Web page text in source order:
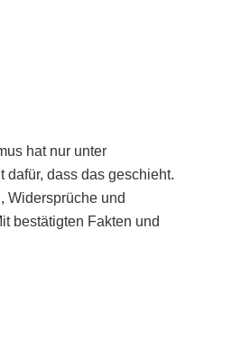
hat nur unter
dass das geschieht.
Widersprüche und
bestätigten Fakten und